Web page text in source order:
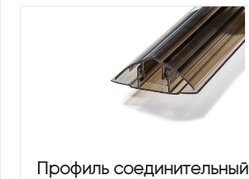
Профиль соединительный